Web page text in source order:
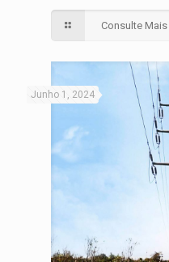
Consulte
Junho 1, 2024